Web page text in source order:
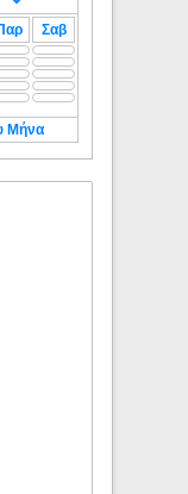
Σαβ
Μήνα